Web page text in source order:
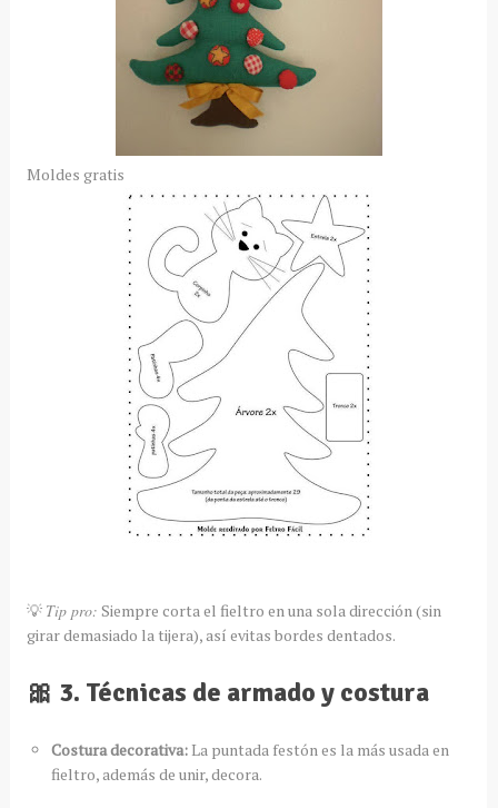
Moldes gratis
💡 Tip pro: Siempre corta el fieltro en una sola dirección (sin
girar demasiado la tijera), así evitas bordes dentados.
🎀 3. Técnicas de armado y costura
Costura decorativa:La puntada festón es la más usada en
fieltro, además de unir, decora.